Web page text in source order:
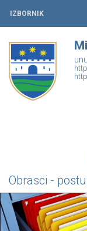
IZBORNIK
Obrasci -